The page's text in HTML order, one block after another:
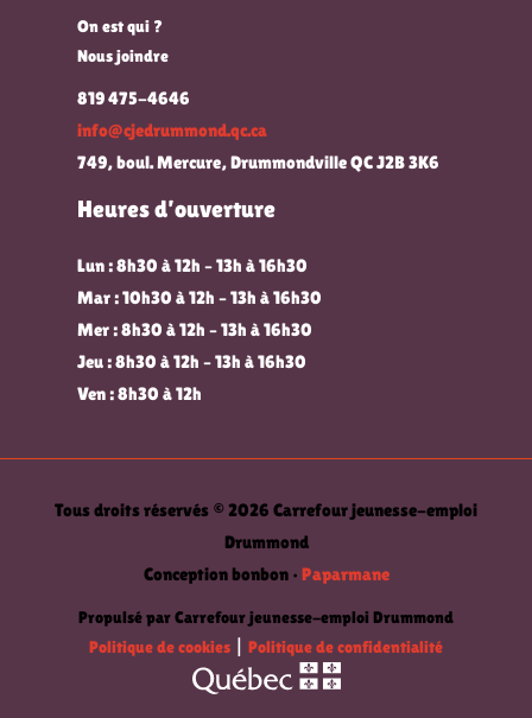
On est qui ?
Nous joindre
819 475-4646
info@cjedrummond.qc.ca
749, boul. Mercure, Drummondville QC J2B 3K6
Heures d’ouverture
Lun : 8h30 à 12h – 13h à 16h30
Mar : 10h30 à 12h – 13h à 16h30
Mer : 8h30 à 12h – 13h à 16h30
Jeu : 8h30 à 12h – 13h à 16h30
Ven : 8h30 à 12h
Tous droits réservés © 2026 Carrefour jeunesse-emploi
Drummond
Conception bonbon • Paparmane
Propulsé par Carrefour jeunesse-emploi Drummond
Politique de cookies
Politique de confidentialité